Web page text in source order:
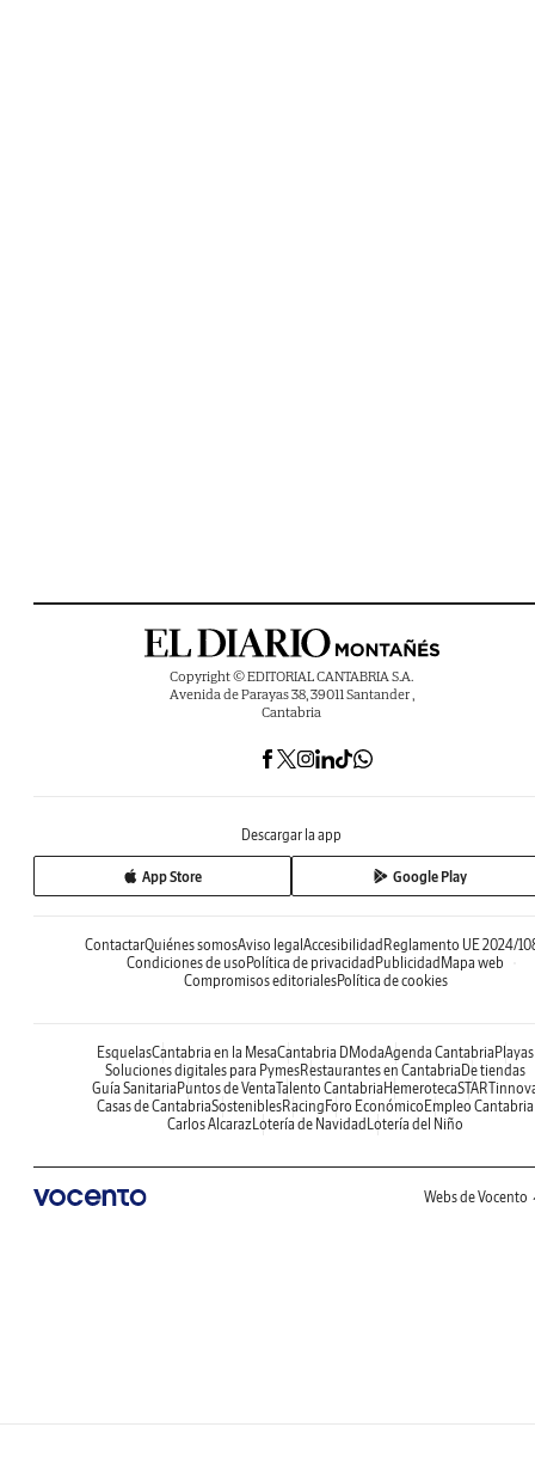
Copyright © EDITORIAL CANTABRIA S.A.
Avenida de Parayas 38, 39011 Santander ,
Cantabria
Descargar la app
App Store Google Play
ContactarQuiénes somosAviso legal Accesibilidad Reglamento UE 2024/
Condiciones de uso Política de privacidad Publicidad Mapa web
Compromisos editorialesPolítica de cookies
EsquelasCantabria en la MesaCantabria DModaAgenda Cantabria Playas
Soluciones digitales para PymesRestaurantes en Cantabria De tiendas
Guía Sanitaria Puntos de VentaTalento Cantabria Hemeroteca
Casas de CantabriaSosteniblesRacing Foro Económico Empleo Cantabria
Carlos AlcarazLotería de Navidad Lotería del Niño
Webs de Vocento